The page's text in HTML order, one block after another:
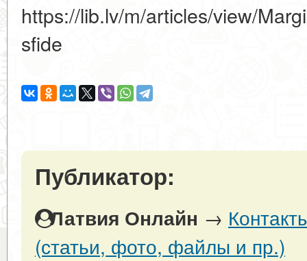
https://lib.lv/m/articles/view/
sfide
Публикатор:
Латвия Онлайн →
(статьи, фото, файлы и пр.)